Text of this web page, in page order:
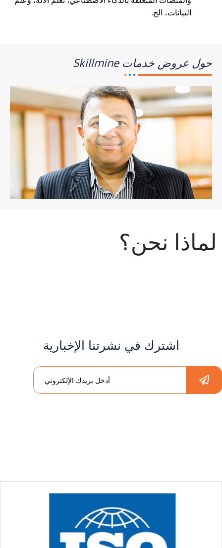
البيانات.. الخ.
حول عروض خدمات Skillmine
لماذا نحن؟
اشترك في نشرتنا الإخبارية